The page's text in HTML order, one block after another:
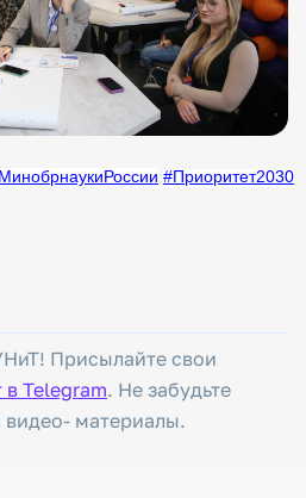
#Приоритет2030
Присылайте свои
в Telegram. Не забудьте
материалы.